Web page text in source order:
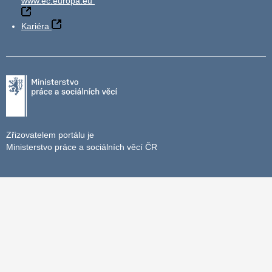
Kariéra
Zřizovatelem portálu je
Ministerstvo práce a sociálních věcí ČR